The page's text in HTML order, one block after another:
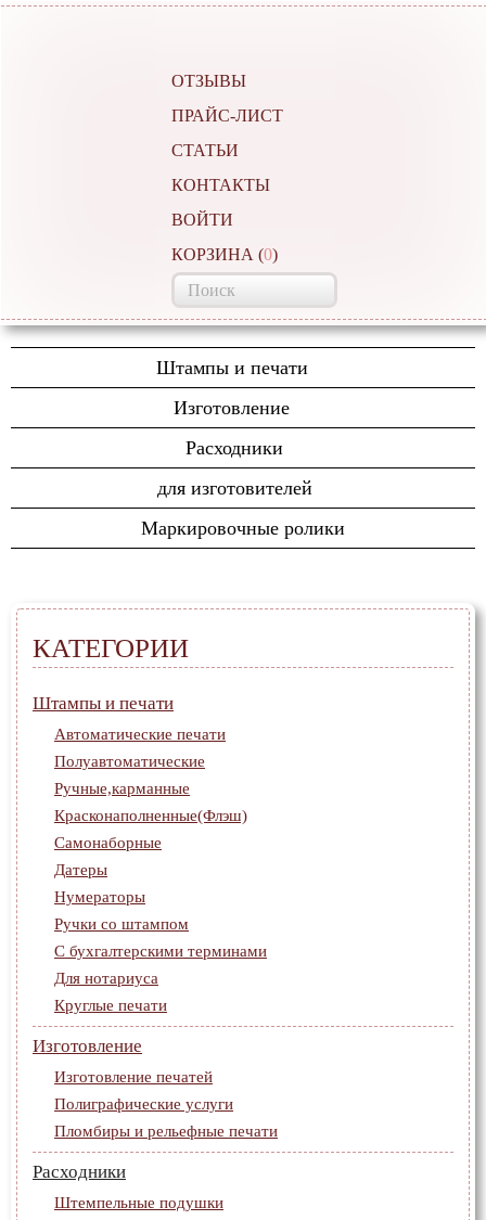
ОТЗЫВЫ
ПРАЙС-ЛИСТ
СТАТЬИ
КОНТАКТЫ
ВОЙТИ
КОРЗИНА (0)
Штампы и печати
Автоматические печати
Ручные,карманные
Красконаполненные(Флэш)
Самонаборные
С бухгалтерскими
Изготовление
Изготовление печатей
Полиграфические услуги
Пломбиры и рельефные
печати
Расходники
Штемпельные подушки
Штемпельная краска
для изготовителей
Полимерные технологии
Маркировочные ролики
КАТЕГОРИИ
Штампы и печати
Автоматические печати
Полуавтоматические
Ручные,карманные
Красконаполненные(Флэш)
Самонаборные
Датеры
Нумераторы
Ручки со штампом
С бухгалтерскими терминами
Для нотариуса
Круглые печати
Изготовление
Изготовление печатей
Полиграфические услуги
Пломбиры и рельефные печати
Расходники
Штемпельные подушки